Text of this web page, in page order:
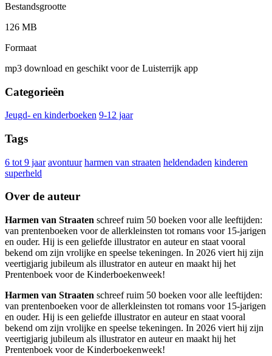
Bestandsgrootte
126 MB
Formaat
mp3 download en geschikt voor de Luisterrijk app
Categorieën
Jeugd- en kinderboeken 9-12 jaar
Tags
6 tot 9 jaar avontuur harmen van straaten heldendaden kinderen
superheld
Over de auteur
Harmen van Straaten schreef ruim 50 boeken voor alle leeftijden:
van prentenboeken voor de allerkleinsten tot romans voor 15-jarigen
en ouder. Hij is een geliefde illustrator en auteur en staat vooral
bekend om zijn vrolijke en speelse tekeningen. In 2026 viert hij zijn
veertigjarig jubileum als illustrator en auteur en maakt hij het
Prentenboek voor de Kinderboekenweek!
Harmen van Straaten schreef ruim 50 boeken voor alle leeftijden:
van prentenboeken voor de allerkleinsten tot romans voor 15-jarigen
en ouder. Hij is een geliefde illustrator en auteur en staat vooral
bekend om zijn vrolijke en speelse tekeningen. In 2026 viert hij zijn
veertigjarig jubileum als illustrator en auteur en maakt hij het
Prentenboek voor de Kinderboekenweek!